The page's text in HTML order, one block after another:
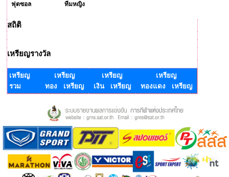
ฟุตซอล
ทีมหญิง
สถิติ
เหรียญรางวัล
เหรียญ
รวม
เหรียญ
ทอง เหรียญ
เหรียญ
เงิน เหรียญ
เหรียญ
ทองแดง เหรียญ